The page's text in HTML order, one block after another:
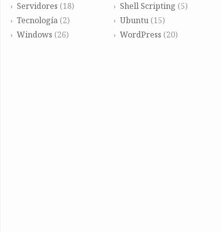
Servidores (18) Shell Scripting (5)
Tecnología (2) Ubuntu(15)
Windows (26) WordPress (20)